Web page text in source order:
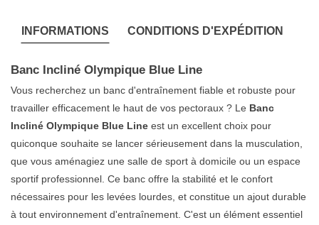
INFORMATIONS CONDITIONS D'EXPÉDITION
Banc Incliné Olympique Blue Line
Vous recherchez un banc d'entraînement fiable et robuste pour
travailler efficacement le haut de vos pectoraux ? Le Banc
Incliné Olympique Blue Line est un excellent choix pour
quiconque souhaite se lancer sérieusement dans la musculation,
que vous aménagiez une salle de sport à domicile ou un espace
sportif professionnel. Ce banc offre la stabilité et le confort
nécessaires pour les levées lourdes, et constitue un ajout durable
à tout environnement d'entraînement. C'est un élément essentiel